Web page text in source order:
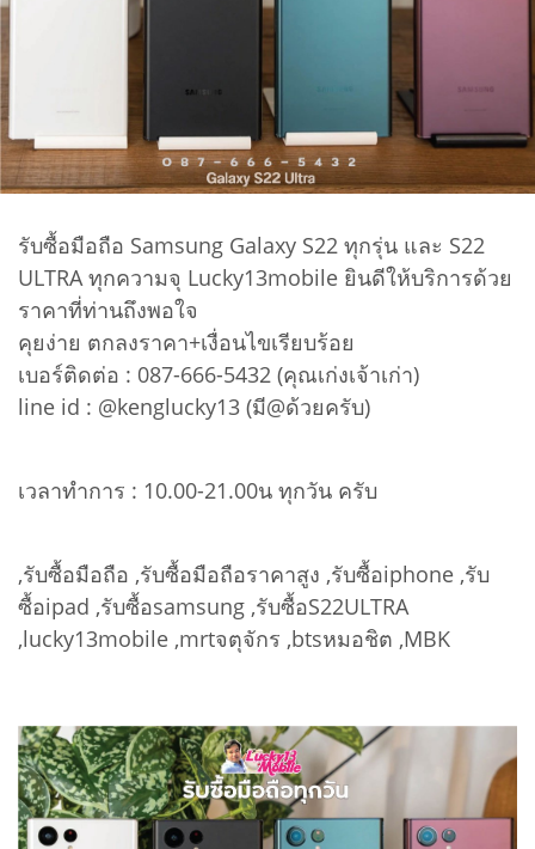
รับซื้อมือถือ Samsung Galaxy S22 ทุกรุ่น และ S22
ULTRA ทุกความจุ Lucky13mobile ยินดีให้บริการด้วย
ราคาที่ท่านถึงพอใจ
คุยง่าย ตกลงราคา+เงื่อนไขเรียบร้อย
เบอร์ติดต่อ : 087-666-5432 (คุณเก่งเจ้าเก่า)
line id : @kenglucky13 (มี@ด้วยครับ)
เวลาทำการ : 10.00-21.00น ทุกวัน ครับ
,รับซื้อมือถือ ,รับซื้อมือถือราคาสูง ,รับซื้อiphone ,รับ
ซื้อipad ,รับซื้อsamsung ,รับซื้อS22ULTRA
,lucky13mobile ,mrtจตุจักร ,btsหมอชิต ,MBK